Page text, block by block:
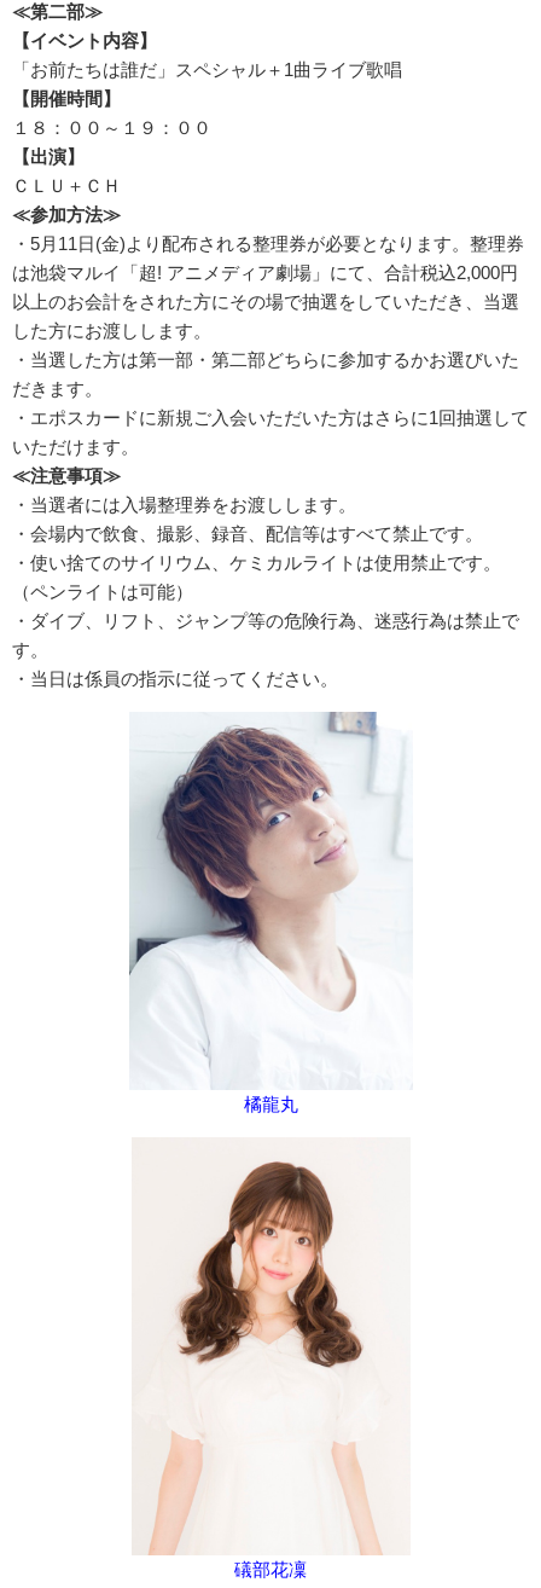
≪第二部≫
【イベント内容】
「お前たちは誰だ」スペシャル＋1曲ライブ歌唱
【開催時間】
１８：００～１９：００
【出演】
ＣＬＵ＋ＣＨ
≪参加方法≫
・5月11日(金)より配布される整理券が必要となります。整理券
は池袋マルイ「超! アニメディア劇場」にて、合計税込2,000円
以上のお会計をされた方にその場で抽選をしていただき、当選
した方にお渡しします。
・当選した方は第一部・第二部どちらに参加するかお選びいた
だきます。
・エポスカードに新規ご入会いただいた方はさらに1回抽選して
いただけます。
≪注意事項≫
・当選者には入場整理券をお渡しします。
・会場内で飲食、撮影、録音、配信等はすべて禁止です。
・使い捨てのサイリウム、ケミカルライトは使用禁止です。
（ペンライトは可能）
・ダイブ、リフト、ジャンプ等の危険行為、迷惑行為は禁止で
す。
・当日は係員の指示に従ってください。
橘龍丸
礒部花凜